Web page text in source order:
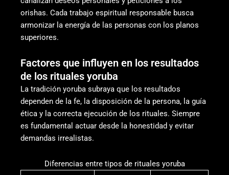
orishas. Cada trabajo espiritual responsable busca
armonizar la energía de las personas con los planos
superiores.
Factores que influyen en los resultados
de los rituales yoruba
La tradición yoruba subraya que los resultados
dependen de la fe, la disposición de la persona, la guía
ética y la correcta ejecución de los rituales. Siempre
es fundamental actuar desde la honestidad y evitar
demandas irrealistas.
Diferencias entre tipos de rituales yoruba